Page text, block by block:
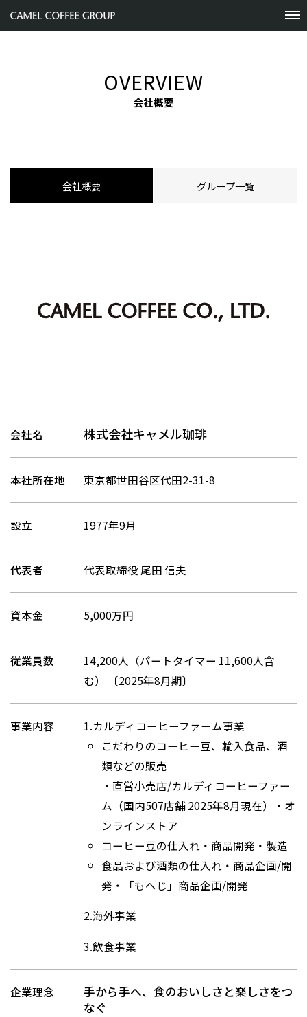
OVERVIEW
会社概要
会社概要 グループ一覧
会社名 株式会社キャメル珈琲
本社所在地 東京都世田谷区代田2-31-8
設立 1977年9月
代表者 代表取締役 尾田 信夫
資本金 5,000万円
従業員数
14,200人（パートタイマー 11,600人含
む） 〔2025年8月期〕
事業内容
1.カルディコーヒーファーム事業
こだわりのコーヒー豆、輸入食品、酒
類などの販売
・直営小売店/カルディコーヒーファー
ム（国内507店舗 2025年8月現在）・オ
ンラインストア
コーヒー⾖の仕⼊れ・商品開発・製造
食品および酒類の仕⼊れ・商品企画/開
発・「もへじ」商品企画/開発
2.海外事業
3.飲⾷事業
企業理念
手から手へ、食のおいしさと楽しさをつ
なぐ